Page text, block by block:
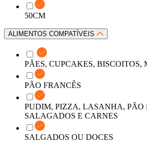
50CM
ALIMENTOS COMPATÍVEIS
PÃES, CUPCAKES, BISCOITOS,
PÃO FRANCÊS
PUDIM, PIZZA, LASANHA, PÃO
SALAGADOS E CARNES
SALGADOS OU DOCES